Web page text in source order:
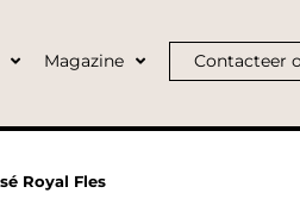
Magazine Contacteer
Royal Fles